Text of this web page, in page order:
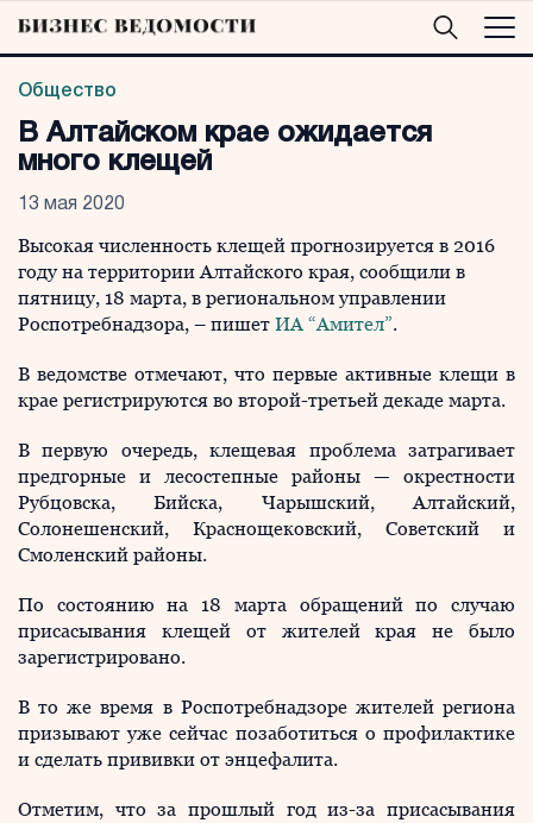
Общество
В Алтайском крае ожидается
много клещей
13 мая 2020
Высокая численность клещей прогнозируется в 2016
году на территории Алтайского края, сообщили в
пятницу, 18 марта, в региональном управлении
Роспотребнадзора, – пишет ИА “Амител”.
В ведомстве отмечают, что первые активные клещи в
крае регистрируются во второй-третьей декаде марта.
В первую очередь, клещевая проблема затрагивает
предгорные и лесостепные районы — окрестности
Рубцовска, Бийска, Чарышский, Алтайский,
Солонешенский, Краснощековский, Советский и
Смоленский районы.
По состоянию на 18 марта обращений по случаю
присасывания клещей от жителей края не было
зарегистрировано.
В то же время в Роспотребнадзоре жителей региона
призывают уже сейчас позаботиться о профилактике
и сделать прививки от энцефалита.
Отметим, что за прошлый год из-за присасывания